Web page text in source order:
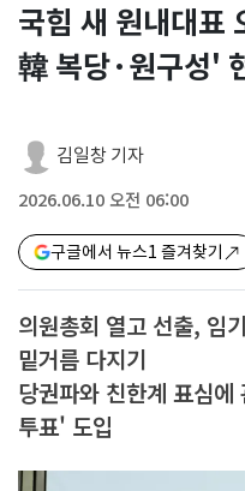
국힘 새 원내대
韓 복당·원구성'
김일창 기자
2026.06.10 오전 06:00
구글에서 뉴스1 즐겨찾기
의원총회 열고 선출,
밑거름 다지기
당권파와 친한계 표심
투표' 도입